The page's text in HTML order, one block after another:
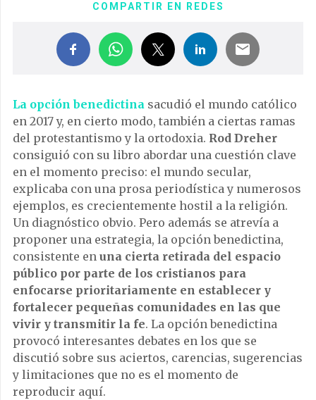
COMPARTIR EN REDES
La opción benedictina sacudió el mundo católico
en 2017 y, en cierto modo, también a ciertas ramas
del protestantismo y la ortodoxia. Rod Dreher
consiguió con su libro abordar una cuestión clave
en el momento preciso: el mundo secular,
explicaba con una prosa periodística y numerosos
ejemplos, es crecientemente hostil a la religión.
Un diagnóstico obvio. Pero además se atrevía a
proponer una estrategia, la opción benedictina,
consistente en una cierta retirada del espacio
público por parte de los cristianos para
enfocarse prioritariamente en establecer y
fortalecer pequeñas comunidades en las que
vivir y transmitir la fe. La opción benedictina
provocó interesantes debates en los que se
discutió sobre sus aciertos, carencias, sugerencias
y limitaciones que no es el momento de
reproducir aquí.